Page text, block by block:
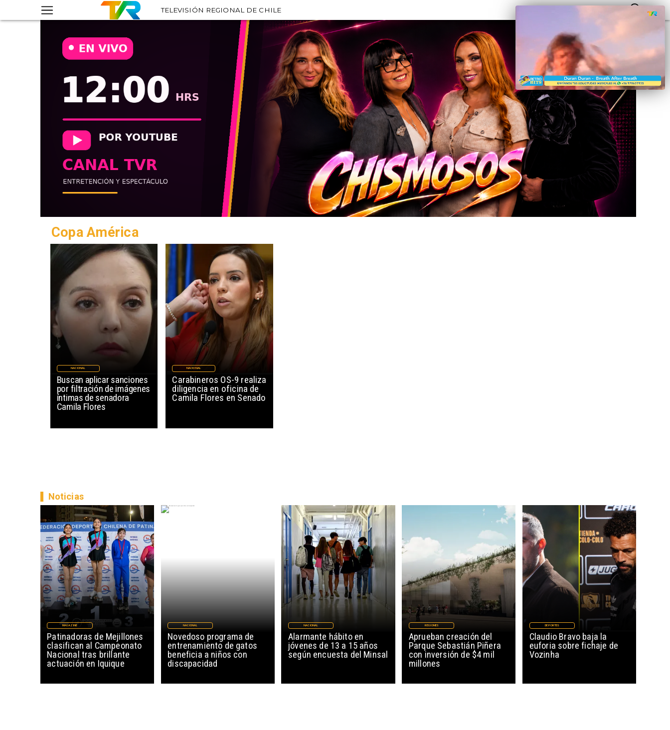
TELEVISIÓN REGIONAL DE CHILE
Copa América
Buscan aplicar sanciones
por filtración de imágenes
íntimas de senadora
Camila Flores
NACIONAL
Carabineros OS-9 realiza
diligencia en oficina de
Camila Flores en Senado
NACIONAL
Patinadoras de Mejillones
clasifican al Campeonato
Nacional tras brillante
actuación en Iquique
MAGAZINE
Noticias
Novedoso programa de
entrenamiento de gatos
beneficia a niños con
discapacidad
NACIONAL
Alarmante hábito en
jóvenes de 13 a 15 años
según encuesta del Minsal
NACIONAL
Aprueban creación del
Parque Sebastián Piñera
con inversión de $4 mil
millones
REGIONES
Claudio Bravo baja la
euforia sobre fichaje de
Vozinha
DEPORTES